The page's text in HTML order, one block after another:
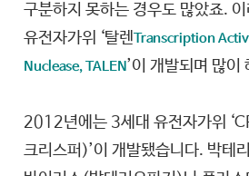
구분하지 못하는 경우도 많았죠.
유전자가위 ‘탈렌Transcription
Nuclease, TALEN’이 개발되며 많이
2012년에는 3세대 유전자가위
크리스퍼)’이 개발됐습니다. 박테